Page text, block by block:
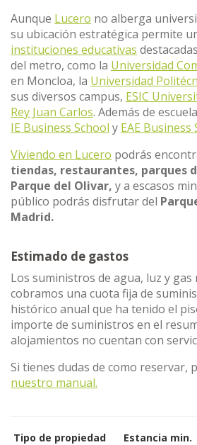
Aunque Lucero no alberga
su ubicación estratégica permite
instituciones educativas
del metro, como la Universidad
en Moncloa, la Universidad
sus diversos campus, ESIC
Rey Juan Carlos. Además de
IE Business School y EAE Business
Viviendo en Lucero podrás
tiendas, restaurantes, parques
Parque del Olivar, y a escasos
público podrás disfrutar del
Madrid.
Estimado de gastos
Los suministros de agua, luz y
cobramos una cuota fija de
histórico anual que ha tenido el
importe de suministros en el
alojamientos no cuentan con
Si tienes dudas de como reservar,
nuestro manual.
Tipo de propiedad Estancia min.